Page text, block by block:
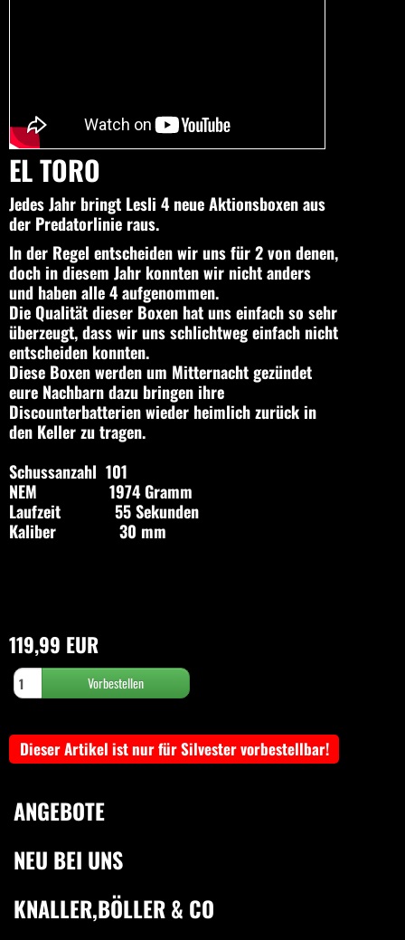
EL TORO
Jedes Jahr bringt Lesli 4 neue Aktionsboxen aus
der Predatorlinie raus.
In der Regel entscheiden wir uns für 2 von denen,
doch in diesem Jahr konnten wir nicht anders
und haben alle 4 aufgenommen.
Die Qualität dieser Boxen hat uns einfach so sehr
überzeugt, dass wir uns schlichtweg einfach nicht
entscheiden konnten.
Diese Boxen werden um Mitternacht gezündet
eure Nachbarn dazu bringen ihre
Discounterbatterien wieder heimlich zurück in
den Keller zu tragen.
Schussanzahl 101
NEM 1974 Gramm
Laufzeit 55 Sekunden
Kaliber 30 mm
119,99 EUR
Dieser Artikel ist nur für Silvester vorbestellbar!
ANGEBOTE
NEU BEI UNS
KNALLER,BÖLLER & CO